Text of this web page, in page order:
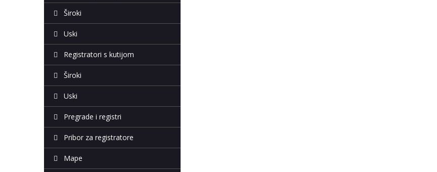
Široki
Uski
Registratori s kutijom
Široki
Uski
Pregrade i registri
Pribor za registratore
Mape